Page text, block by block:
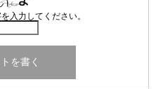
入力してください。